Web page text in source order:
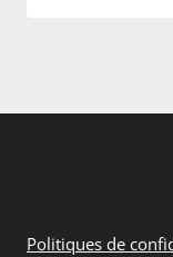
Politiques de